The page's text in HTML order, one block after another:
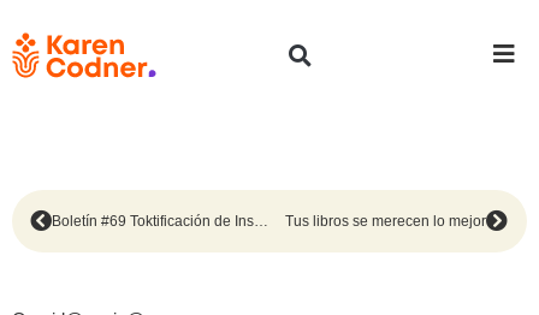
Boletín #69 Toktificación de Instagram Tus libros se merecen lo mejor